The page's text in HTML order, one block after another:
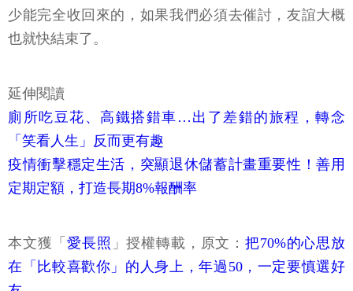
少能完全收回來的，如果我們必須去催討，友誼大概
也就快結束了。
延伸閱讀
廁所吃豆花、高鐵搭錯車…出了差錯的旅程，轉念
「笑看人生」反而更有趣
疫情衝擊穩定生活，突顯退休儲蓄計畫重要性！善用
定期定額，打造長期8%報酬率
本文獲「愛長照 」授權轉載，原文： 把70%的心思放
在「比較喜歡你」的人身上，年過50，一定要慎選好